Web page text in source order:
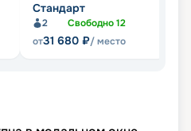
Стандарт
2 Свободно12
от31 680 ₽/ место